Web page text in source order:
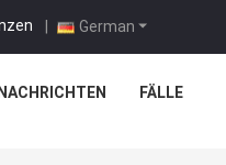
German
|
NACHRICHTEN FÄLLE